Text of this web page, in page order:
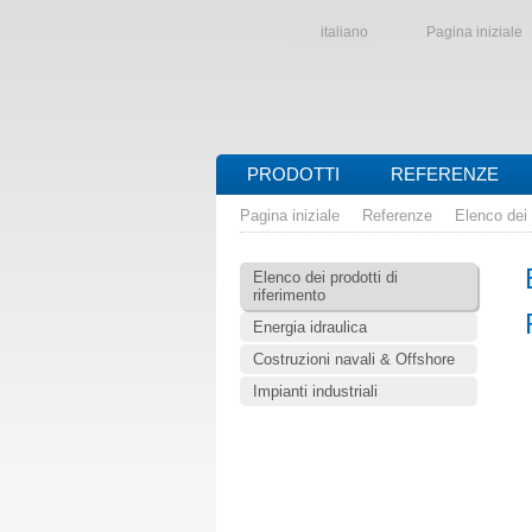
italiano Pagina iniziale
PRODOTTI REFERENZE
Pagina iniziale Referenze Elenco
Elenco dei prodotti di
riferimento
Energia idraulica
Costruzioni navali & Offshore
Impianti industriali